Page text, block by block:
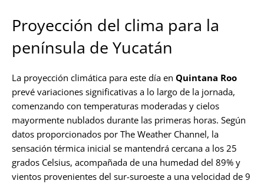
Proyección del clima para la
península de Yucatán
La proyección climática para este día en Quintana Roo
prevé variaciones significativas a lo largo de la jornada,
comenzando con temperaturas moderadas y cielos
mayormente nublados durante las primeras horas. Según
datos proporcionados por The Weather Channel, la
sensación térmica inicial se mantendrá cercana a los 25
grados Celsius, acompañada de una humedad del 89% y
vientos provenientes del sur-suroeste a una velocidad de 9